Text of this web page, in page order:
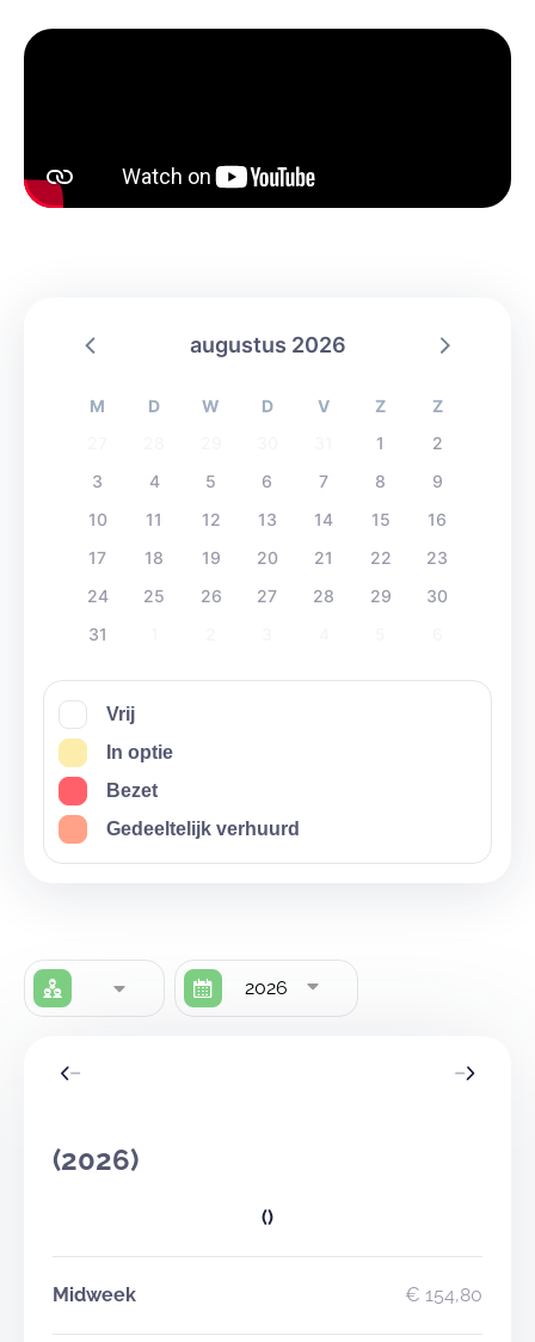
augustus 2026
M D W D V Z
Z
1
2
3
4 5 6 7 8
9
10
11 12 13 14 15
16
17
18 19 20 21 22
23
24
25 26 27 28 29
30
31
Vrij
In optie
Bezet
Gedeeltelijk verhuurd
2026
(2026)
()
Midweek € 154,80